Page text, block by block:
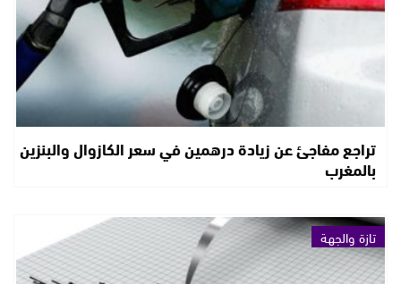
تراجع مفاجئ عن زيادة درهمين في سعر الكازوال والبنزين
بالمغرب
تازة والجهة